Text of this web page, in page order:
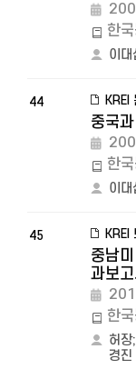
한
이대
44 KREI
중국
한
이대
45 KREI
중남
과보고
한
허장;
경진